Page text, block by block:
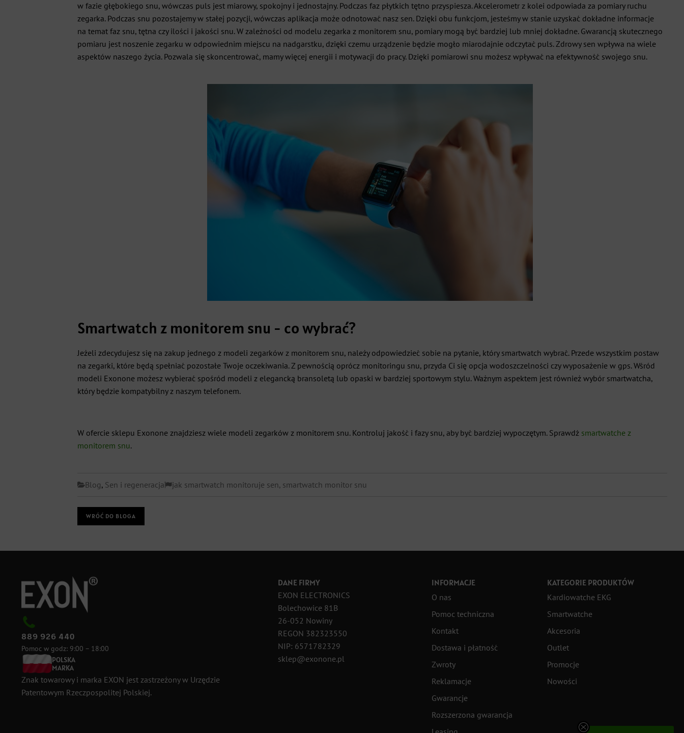
w fazie głębokiego snu, wówczas puls jest miarowy, spokojny i jednostajny. Podczas faz płytkich tętno przyspiesza. Akcelerometr z kolei odpowiada za pomiary ruchu
zegarka. Podczas snu pozostajemy w stałej pozycji, wówczas aplikacja może odnotować nasz sen. Dzięki obu funkcjom, jesteśmy w stanie uzyskać dokładne informacje
na temat faz snu, tętna czy ilości i jakości snu. W zależności od modelu zegarka z monitorem snu, pomiary mogą być bardziej lub mniej dokładne. Gwarancją skutecznego
pomiaru jest noszenie zegarku w odpowiednim miejscu na nadgarstku, dzięki czemu urządzenie będzie mogło miarodajnie odczytać puls. Zdrowy sen wpływa na wiele
aspektów naszego życia. Pozwala się skoncentrować, mamy więcej energii i motywacji do pracy. Dzięki pomiarowi snu możesz wpływać na efektywność swojego snu.
Smartwatch z monitorem snu - co wybrać?
Jeżeli zdecydujesz się na zakup jednego z modeli zegarków z monitorem snu, należy odpowiedzieć sobie na pytanie, który smartwatch wybrać. Przede wszystkim postaw
na zegarki, które będą spełniać pozostałe Twoje oczekiwania. Z pewnością oprócz monitoringu snu, przyda Ci się opcja wodoszczelności czy wyposażenie w gps. Wśród
modeli Exonone możesz wybierać spośród modeli z elegancką bransoletą lub opaski w bardziej sportowym stylu. Ważnym aspektem jest również wybór smartwatcha,
który będzie kompatybilny z naszym telefonem.
W ofercie sklepu Exonone znajdziesz wiele modeli zegarków z monitorem snu. Kontroluj jakość i fazy snu, aby być bardziej wypoczętym. Sprawdź smartwatche z
monitorem snu.
Blog, Sen i regeneracja jak smartwatch monitoruje sen, smartwatch monitor snu
WRÓĆ DO BLOGA
889 926 440
Pomoc w godz: 9:00 – 18:00
POLSKA
MARKA
Znak towarowy i marka EXON jest zastrzeżony w Urzędzie
Patentowym Rzeczpospolitej Polskiej.
DANE FIRMY
EXON ELECTRONICS
Bolechowice 81B
26-052 Nowiny
REGON 382323550
NIP: 6571782329
sklep@exonone.pl
INFORMACJE
O nas
Pomoc techniczna
Kontakt
Dostawa i płatność
Zwroty
Reklamacje
Gwarancje
Rozszerzona gwarancja
KATEGORIE PRODUKTÓW
Kardiowatche EKG
Smartwatche
Akcesoria
Outlet
Promocje
Nowości